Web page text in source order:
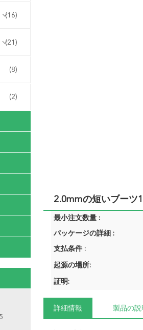
(16)
(21)
(8)
(2)
2.0mmの短いブーツ
最小注文数量 :
パッケージの詳細 :
支払条件 :
起源の場所:
証明:
詳細情報 製品の説